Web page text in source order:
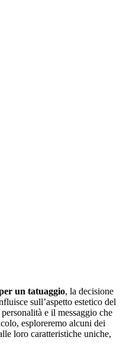
un tatuaggio, la decisione
sull’aspetto estetico del
e il messaggio che
esploreremo alcuni dei
loro caratteristiche uniche,